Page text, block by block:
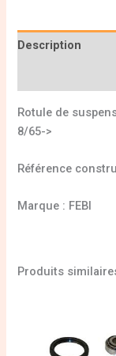
Description
Rotule de
8/65->
Référence
Marque : FEBI
Produits